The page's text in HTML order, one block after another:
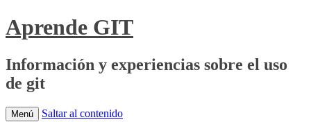
Aprende GIT
Información y experiencias sobre el uso
de git
Menú Saltar al contenido